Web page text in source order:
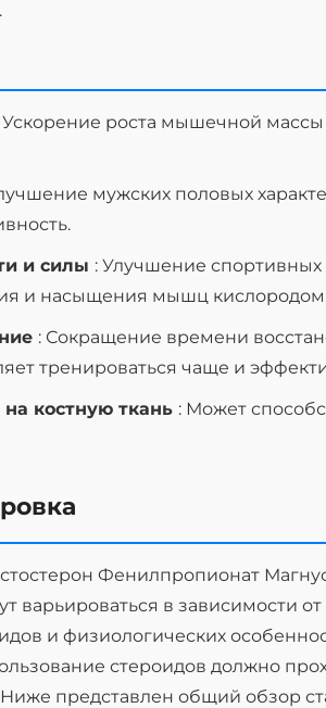
Ускорение роста мышечной массы
мужских половых
и силы : Улучшение спортивных
и насыщения мышц
: Сокращение времени
тренироваться чаще и
костную ткань : Может
Фенилпропионат
варьироваться в зависимости
и физиологических
стероидов должно
представлен общий обзор